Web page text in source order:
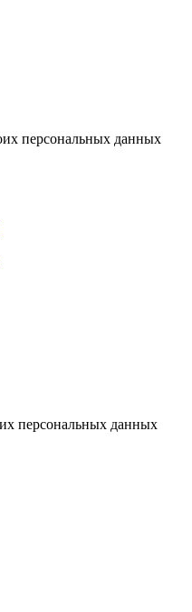
персональных данных
персональных данных